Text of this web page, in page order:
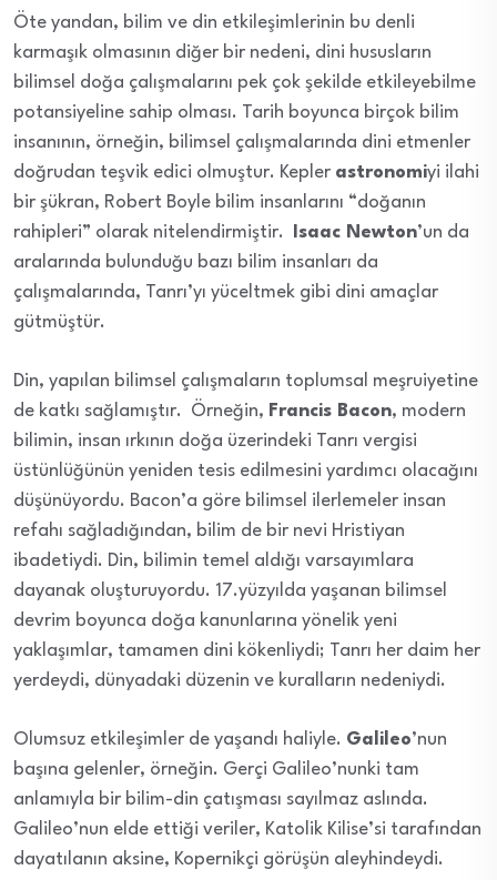
Öte yandan, bilim ve din etkileşimlerinin bu denli
karmaşık olmasının diğer bir nedeni, dini hususların
bilimsel doğa çalışmalarını pek çok şekilde etkileyebilme
potansiyeline sahip olması. Tarih boyunca birçok bilim
insanının, örneğin, bilimsel çalışmalarında dini etmenler
doğrudan teşvik edici olmuştur. Kepler astronomiyi ilahi
bir şükran, Robert Boyle bilim insanlarını “doğanın
rahipleri” olarak nitelendirmiştir.
Isaac Newton’un da
aralarında bulunduğu bazı bilim insanları da
çalışmalarında, Tanrı’yı yüceltmek gibi dini amaçlar
gütmüştür.
Din, yapılan bilimsel çalışmaların toplumsal meşruiyetine
de katkı sağlamıştır. Örneğin, Francis Bacon, modern
bilimin, insan ırkının doğa üzerindeki Tanrı vergisi
üstünlüğünün yeniden tesis edilmesini yardımcı olacağını
düşünüyordu. Bacon’a göre bilimsel ilerlemeler insan
refahı sağladığından, bilim de bir nevi Hristiyan
ibadetiydi. Din, bilimin temel aldığı varsayımlara
dayanak oluşturuyordu. 17.yüzyılda yaşanan bilimsel
devrim boyunca doğa kanunlarına yönelik yeni
yaklaşımlar, tamamen dini kökenliydi; Tanrı her daim her
yerdeydi, dünyadaki düzenin ve kuralların nedeniydi.
Olumsuz etkileşimler de yaşandı haliyle. Galileo’nun
başına gelenler, örneğin. Gerçi Galileo’nunki tam
anlamıyla bir bilim-din çatışması sayılmaz aslında.
Galileo’nun elde ettiği veriler, Katolik Kilise’si tarafından
dayatılanın aksine, Kopernikçi görüşün aleyhindeydi.